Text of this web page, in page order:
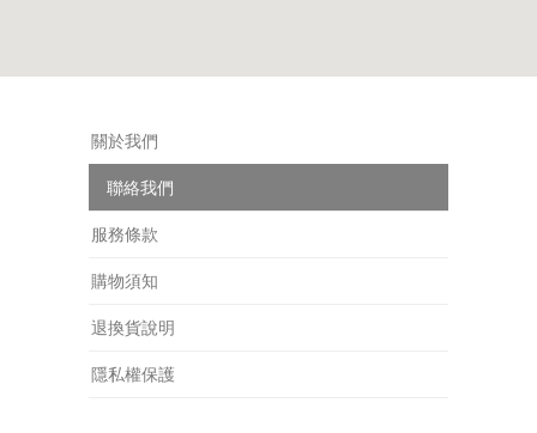
關於我們
聯絡我們
服務條款
購物須知
退換貨說明
隱私權保護